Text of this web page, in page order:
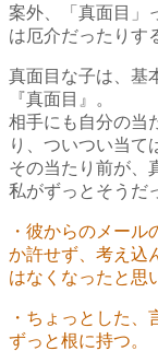
案外、「真面目」
は厄介だったりす
真面目な子は、基
『真面目』。
相手にも自分の当
り、ついつい当て
その当たり前が、
私がずっとそうだ
・彼からのメー
か許せず、考え込
はなくなったと思
・ちょっとした、
ずっと根に持つ。